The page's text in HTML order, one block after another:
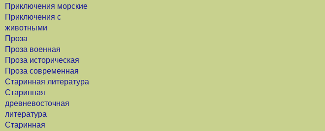
Приключения морские
Приключения с
животными
Проза
Проза военная
Проза историческая
Проза современная
Старинная литература
Старинная
древневосточная
литература
Старинная